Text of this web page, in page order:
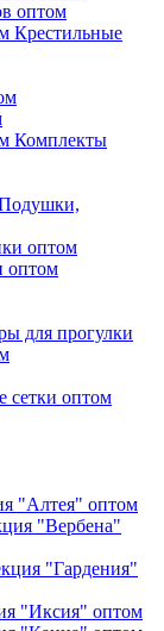
оптом
Крестильные
Комплекты
оптом
для прогулки
сетки оптом
"Алтея" оптом
"Вербена"
"Гардения"
"Иксия" оптом